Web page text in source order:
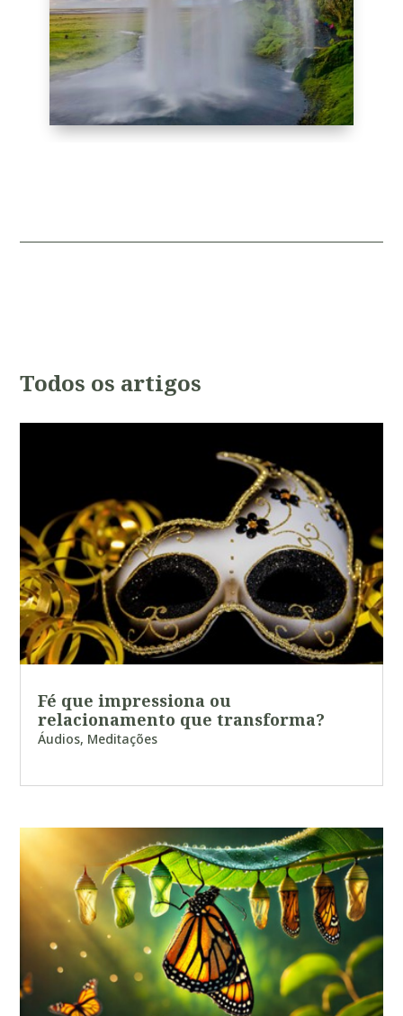
Todos os artigos
Fé que impressiona ou
relacionamento que transforma?
Áudios, Meditações